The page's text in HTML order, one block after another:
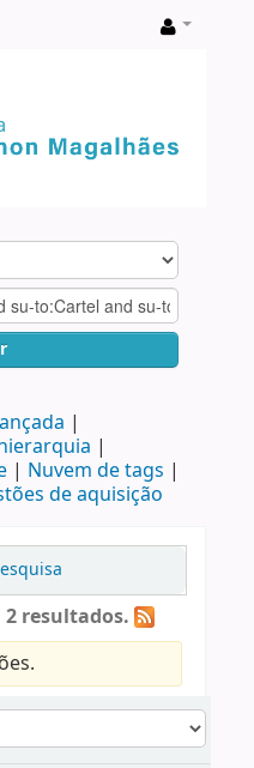
Nuvem de tags
de aquisição
resultados.